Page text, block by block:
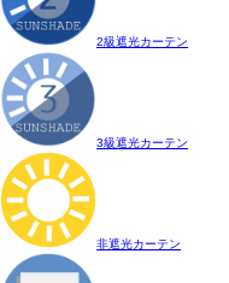
2級遮光カーテン
3級遮光カーテン
非遮光カーテン